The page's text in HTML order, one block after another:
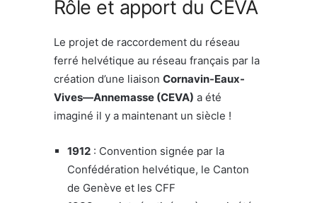
Rôle et apport du CEVA
Le projet de raccordement du réseau
ferré helvétique au réseau français par la
création d’une liaison Cornavin-Eaux-
Vives—Annemasse (CEVA) a été
imaginé il y a maintenant un siècle !
1912 : Convention signée par la
Confédération helvétique, le Canton
de Genève et les CFF